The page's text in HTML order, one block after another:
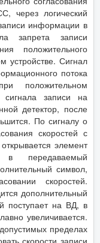
через логический
информации в
запрета записи
положительного
устройстве. Сигнал
потока
положительном
сигнала записи на
детектор, после
По сигналу о
скоростей с
открывается элемент
передаваемый
символ,
скоростей.
дополнительный
поступает на ВД, в
увеличивается.
пределах